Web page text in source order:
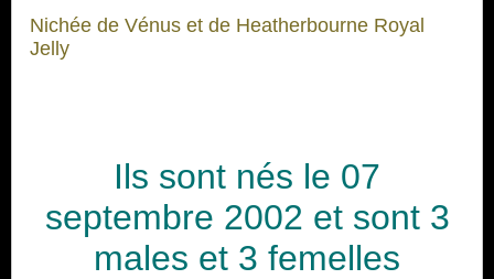
Nichée de Vénus et de Heatherbourne Royal
Jelly
Ils sont nés le 07
septembre 2002 et sont 3
males et 3 femelles